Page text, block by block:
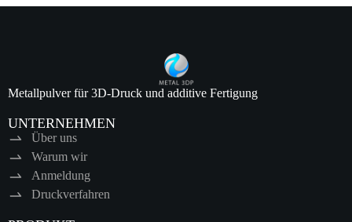
Metallpulver für 3D-Druck und additive Fertigung
UNTERNEHMEN
Über uns
Warum wir
Anmeldung
Druckverfahren